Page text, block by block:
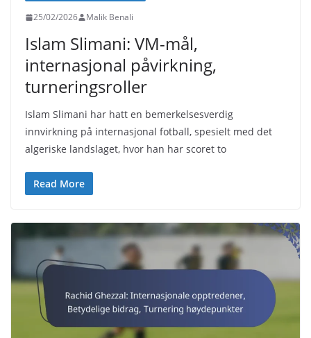
25/02/2026 Malik Benali
Islam Slimani: VM-mål,
internasjonal påvirkning,
turneringsroller
Islam Slimani har hatt en bemerkelsesverdig
innvirkning på internasjonal fotball, spesielt med det
algeriske landslaget, hvor han har scoret to
Read More